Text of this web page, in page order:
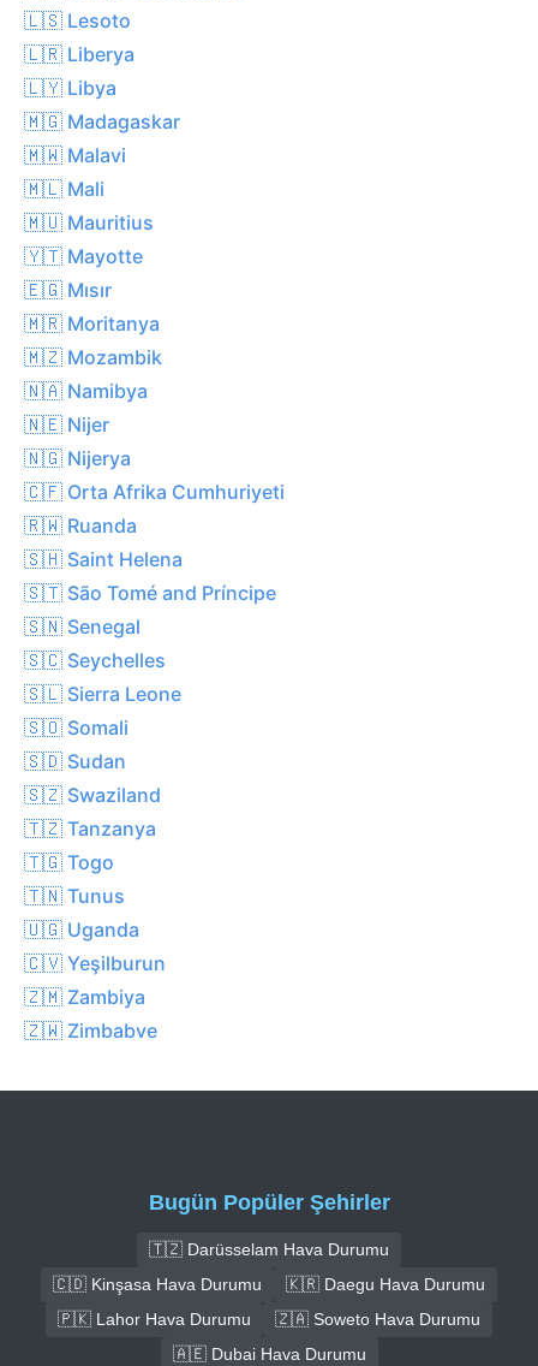
🇱🇸 Lesoto
🇱🇷 Liberya
🇱🇾 Libya
🇲🇬 Madagaskar
🇲🇼 Malavi
🇲🇱 Mali
🇲🇺 Mauritius
🇾🇹 Mayotte
🇪🇬 Mısır
🇲🇷 Moritanya
🇲🇿 Mozambik
🇳🇦 Namibya
🇳🇪 Nijer
🇳🇬 Nijerya
🇨🇫 Orta Afrika Cumhuriyeti
🇷🇼 Ruanda
🇸🇭 Saint Helena
🇸🇹 São Tomé and Príncipe
🇸🇳 Senegal
🇸🇨 Seychelles
🇸🇱 Sierra Leone
🇸🇴 Somali
🇸🇩 Sudan
🇸🇿 Swaziland
🇹🇿 Tanzanya
🇹🇬 Togo
🇹🇳 Tunus
🇺🇬 Uganda
🇨🇻 Yeşilburun
🇿🇲 Zambiya
🇿🇼 Zimbabve
Bugün Popüler Şehirler
🇹🇿 Darüsselam Hava Durumu
🇨🇩 Kinşasa Hava Durumu
🇰🇷 Daegu Hava Durumu
🇵🇰 Lahor Hava Durumu
🇿🇦 Soweto Hava Durumu
🇦🇪 Dubai Hava Durumu